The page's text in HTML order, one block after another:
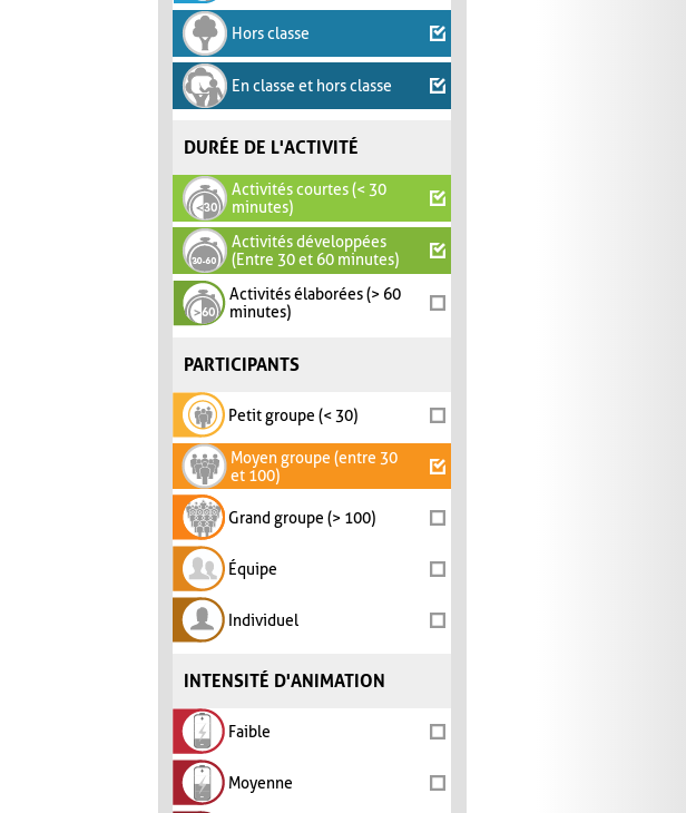
Hors classe
En classe et hors classe
DURÉE DE L'ACTIVITÉ
Activités courtes (< 30
minutes)
Activités développées
(Entre 30 et 60 minutes)
Activités élaborées (> 60
minutes)
PARTICIPANTS
Petit groupe (< 30)
Moyen groupe (entre 30
et 100)
Grand groupe (> 100)
Équipe
Individuel
INTENSITÉ D'ANIMATION
Faible
Moyenne